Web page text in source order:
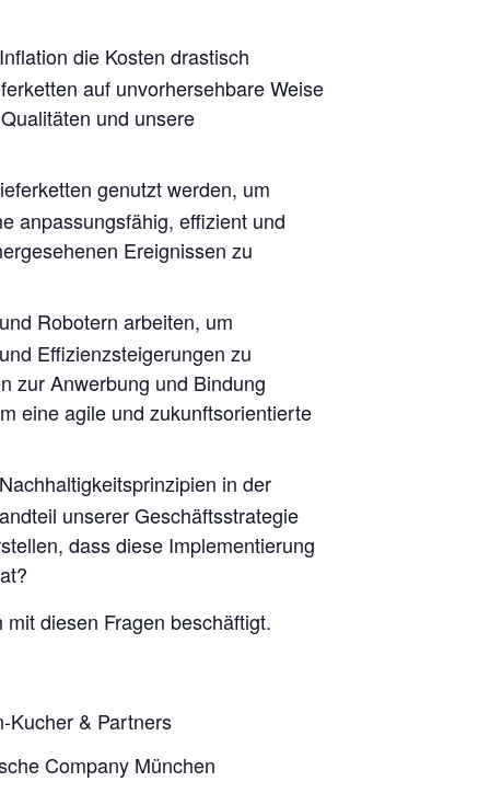
die Kosten drastisch
auf unvorhersehbare Weise
und unsere
genutzt werden, um
anpassungsfähig, effizient und
Ereignissen zu
Robotern arbeiten, um
Effizienzsteigerungen zu
zur Anwerbung und Bindung
eine agile und zukunftsorientierte
in der
unserer Geschäftsstrategie
dass diese Implementierung
diesen Fragen beschäftigt.
Kucher & Partners
Company München